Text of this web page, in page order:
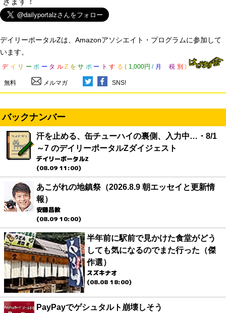
デイリーポータルZは、Amazonアソシエイト・プログラムに参加して
います。
デ イ リ ー ポ ー タ ル Z を サ ポ ー ト す る ( 1,000円 / 月 税 別 )
無料 メルマガ SNS!
バックナンバー
汗を止める、缶チューハイの裏側、入力中…・8/1
～7 のデイリーポータルZダイジェスト
デイリーポータルZ
(08.09 11:00)
あこがれの地鎮祭（2026.8.9 朝エッセイと更新情
報）
安藤昌教
(08.09 10:00)
半年前に駅前で見かけた食堂がどう
しても気になるのでまた行った（傑
作選）
スズキナオ
(08.08 18:00)
PayPayでゲシュタルト崩壊しそう